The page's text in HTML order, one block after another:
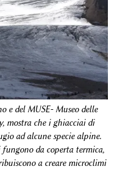
e del MUSE- Museo delle
mostra che i ghiacciai di
ad alcune specie alpine.
da coperta termica,
a creare microclimi